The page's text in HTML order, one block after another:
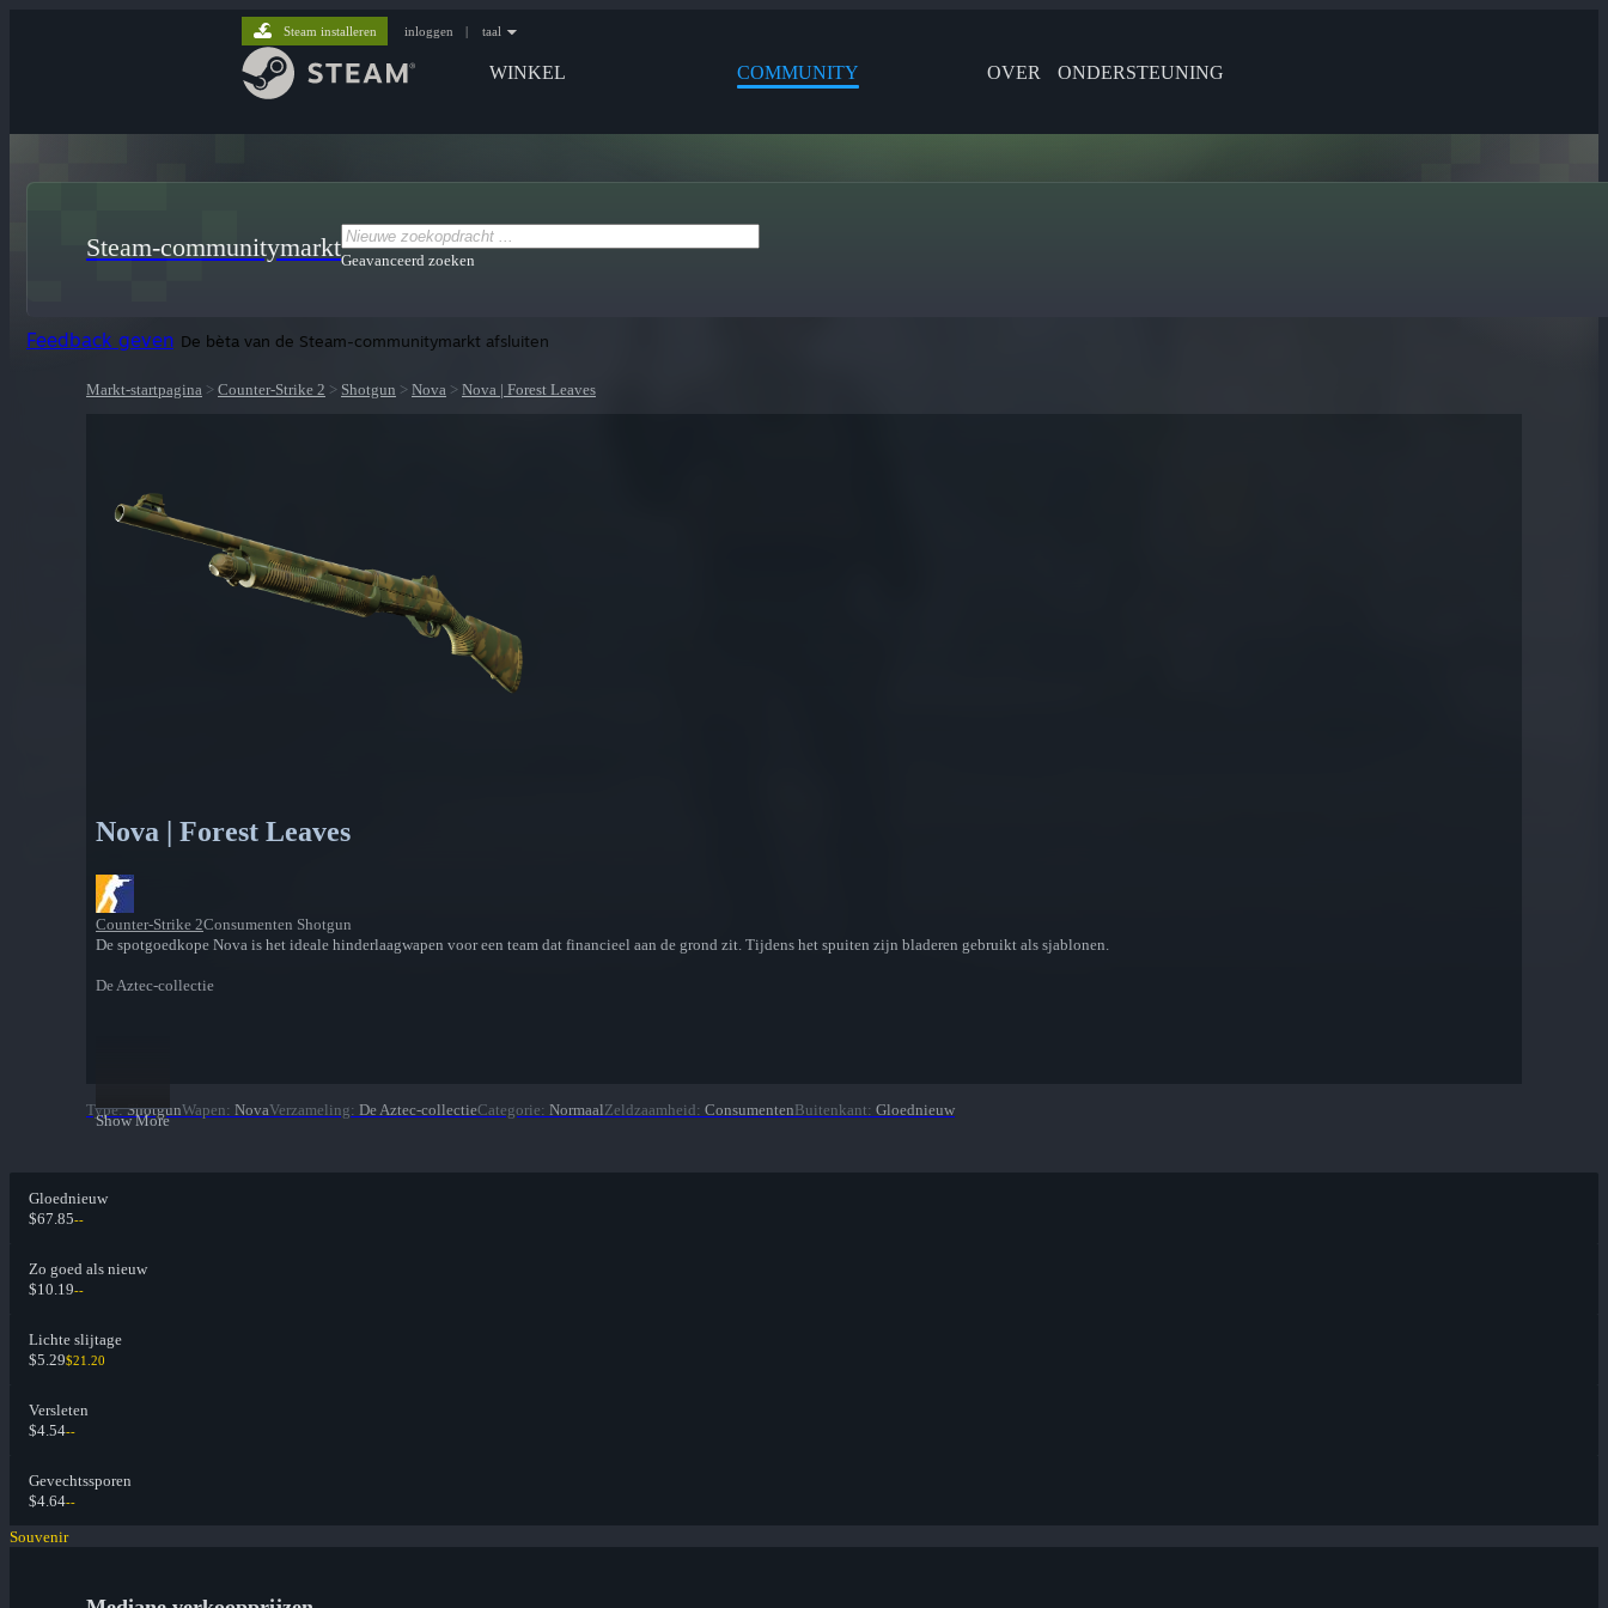
WINKEL COMMUNITY OVER ONDERSTEUNING
Steam installeren inloggen | taal
Steam-communitymarktGeavanceerd zoeken
Feedback geven De bèta van de Steam-communitymarkt afsluiten
Markt-startpagina > Counter-Strike 2 > Shotgun > Nova > Nova | Forest Leaves
Nova | Forest Leaves
Counter-Strike 2Consumenten Shotgun
De spotgoedkope Nova is het ideale hinderlaagwapen voor een team dat financieel aan de grond zit. Tijdens het spuiten zijn bladeren gebruikt als sjablonen.
De Aztec-collectie
Show More
Type: ShotgunWapen: NovaVerzameling: De Aztec-collectieCategorie: NormaalZeldzaamheid: ConsumentenBuitenkant: Gloednieuw
Gloednieuw
$67.85--
Zo goed als nieuw
$10.19--
Lichte slijtage
$5.29$21.20
Versleten
$4.54--
Gevechtssporen
$4.64--
Souvenir